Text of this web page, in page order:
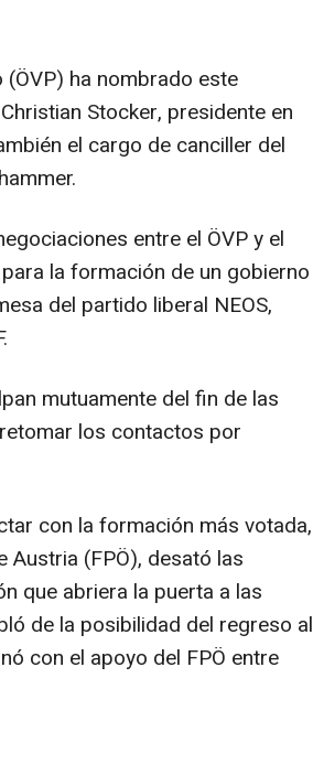
ha nombrado este
Stocker, presidente en
el cargo de canciller del
entre el ÖVP y el
la formación de un gobierno
del partido liberal NEOS,
mutuamente del fin de las
los contactos por
con la formación más votada,
(FPÖ), desató las
que abriera la puerta a las
de la posibilidad del regreso al
con el apoyo del FPÖ entre